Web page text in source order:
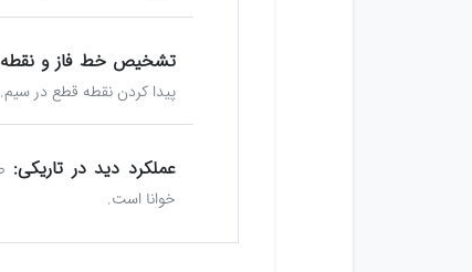
تشخیص خط فاز و
پیدا کردن نقطه قطع در سیم.
عملکرد دید در تاریکی:
خوانا است.